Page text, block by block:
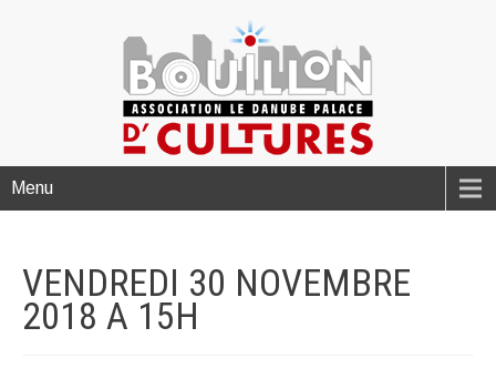
Menu
VENDREDI 30 NOVEMBRE
2018 A 15H